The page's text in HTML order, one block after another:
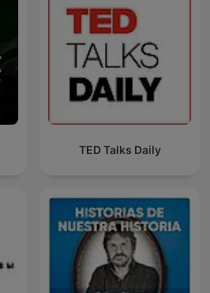
TED Talks Daily